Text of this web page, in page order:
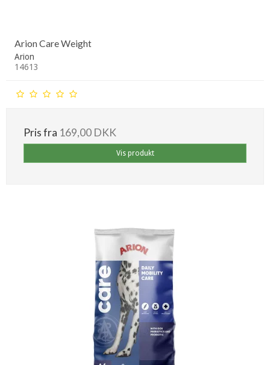
Arion Care Weight
Arion
14613
Pris fra 169,00 DKK
Vis produkt